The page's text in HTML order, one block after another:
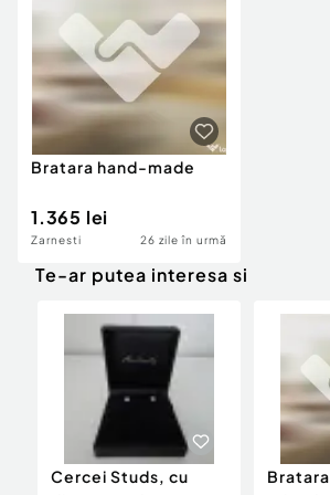
Animale de companie
Afaceri și echipamente
Inchiriere Bunuri si Vehicule
Utilaje agricole si industriale
Piese auto si accesorii
Dacia Duster
Bratara hand-made
1.365 lei
Zarnesti 26 zile în urmă
Te-ar putea interesa si
Cercei Studs, cu